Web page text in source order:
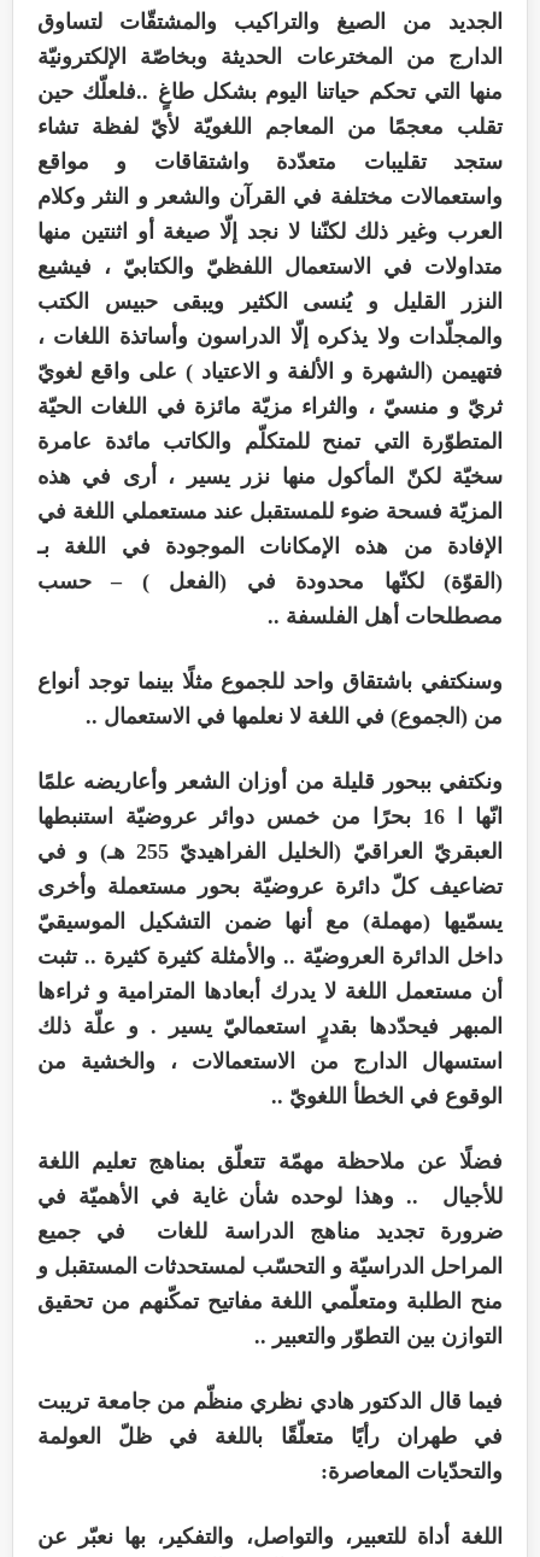
الجديد من الصيغ والتراكيب والمشتقّات لتساوق
الدارج من المخترعات الحديثة وبخاصّة الإلكترونيّة
منها التي تحكم حياتنا اليوم بشكل طاغٍ ..فلعلّك حين
تقلب معجمًا من المعاجم اللغويّة لأيّ لفظة تشاء
ستجد تقليبات متعدّدة واشتقاقات و مواقع
واستعمالات مختلفة في القرآن والشعر و النثر وكلام
العرب وغير ذلك لكنّنا لا نجد إلّا صيغة أو اثنتين منها
متداولات في الاستعمال اللفظيّ والكتابيّ ، فيشيع
النزر القليل و يُنسى الكثير ويبقى حبيس الكتب
والمجلّدات ولا يذكره إلّا الدراسون وأساتذة اللغات ،
فتهيمن (الشهرة و الألفة و الاعتياد ) على واقع لغويّ
ثريّ و منسيّ ، والثراء مزيّة مائزة في اللغات الحيّة
المتطوّرة التي تمنح للمتكلّم والكاتب مائدة عامرة
سخيّة لكنّ المأكول منها نزر يسير ، أرى في هذه
المزيّة فسحة ضوء للمستقبل عند مستعملي اللغة في
الإفادة من هذه الإمكانات الموجودة في اللغة بـ
(القوّة) لكنّها محدودة في (الفعل ) – حسب
مصطلحات أهل الفلسفة ..
وسنكتفي باشتقاق واحد للجموع مثلًا بينما توجد أنواع
من (الجموع) في اللغة لا نعلمها في الاستعمال ..
ونكتفي ببحور قليلة من أوزان الشعر وأعاريضه علمًا
انّها ا 16 بحرًا من خمس دوائر عروضيّة استنبطها
العبقريّ العراقيّ (الخليل الفراهيديّ 255 هـ) و في
تضاعيف كلّ دائرة عروضيّة بحور مستعملة وأخرى
يسمّيها (مهملة) مع أنها ضمن التشكيل الموسيقيّ
داخل الدائرة العروضيّة .. والأمثلة كثيرة كثيرة .. تثبت
أن مستعمل اللغة لا يدرك أبعادها المترامية و ثراءها
المبهر فيحدّدها بقدرٍ استعماليّ يسير . و علّة ذلك
استسهال الدارج من الاستعمالات ، والخشية من
الوقوع في الخطأ اللغويّ ..
فضلًا عن ملاحظة مهمّة تتعلّق بمناهج تعليم اللغة
للأجيال .. وهذا لوحده شأن غاية في الأهميّة في
ضرورة تجديد مناهج الدراسة للغات في جميع
المراحل الدراسيّة و التحسّب لمستحدثات المستقبل و
منح الطلبة ومتعلّمي اللغة مفاتيح تمكّنهم من تحقيق
التوازن بين التطوّر والتعبير ..
فيما قال الدكتور هادي نظري منظّم من جامعة تريبت
في طهران رأيًا متعلّقًا باللغة في ظلّ العولمة
والتحدّيات المعاصرة:
اللغة أداة للتعبير، والتواصل، والتفکير، بها نعبّر عن